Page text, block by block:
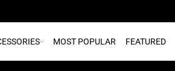
MOST POPULAR FEATURED